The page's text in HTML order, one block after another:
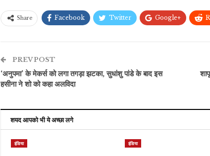
Share Facebook Twitter Google+
PREV POST
‘अनुपमा’ के मेकर्स को लगा तगड़ा झटका, सुधांशु पांडे के बाद इस
हसीना ने शो को कहा अलविदा
शयद आपको भी ये अच्छा लगे
इंडिया इंडिया
बार से नहीं भरेगा मन, बच्चों की